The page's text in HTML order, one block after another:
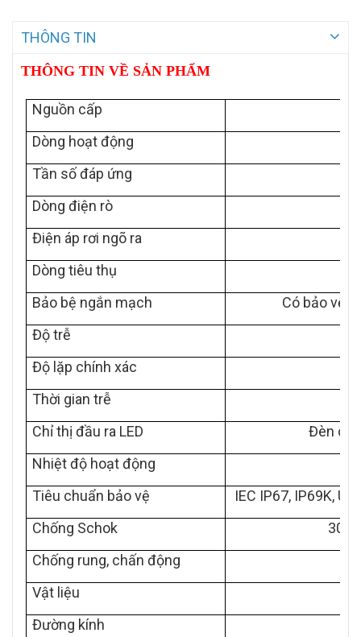
THÔNG TIN
THÔNG TIN VỀ SẢN PHẨM
Nguồn cấp
Dòng hoạt động
Tần số đáp ứng
Dòng điện rò
Điện áp rơi ngõ ra
Dòng tiêu thụ
Bảo bệ ngắn mạch
Có bảo vệ
Độ trễ
Độ lặp chính xác
Thời gian trễ
Chỉ thị đầu ra LED
Đèn chỉ
Nhiệt độ hoạt động
Tiêu chuẩn bảo vệ
IEC IP67, IP69K,
Chống Schok
30
Chống rung, chấn động
Vật liệu
Đường kính